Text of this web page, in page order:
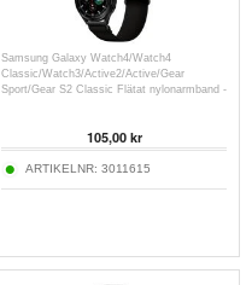
Samsung Galaxy Watch4/Watch4
Classic/Watch3/Active2/Active/Gear
Sport/Gear S2 Classic Flätat nylonarmband -
105,00kr
ARTIKELNR: 3011615